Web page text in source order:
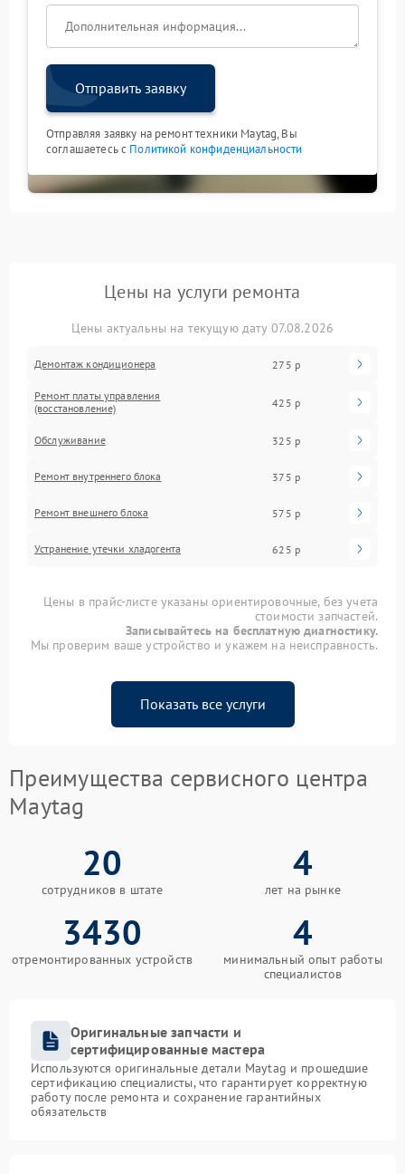
Отправить заявку
Отправляя заявку на ремонт техники Maytag, Вы
соглашаетесь с Политикой конфиденциальности
Цены на услуги ремонта
Цены актуальны на текущую дату 07.08.2026
Демонтаж кондиционера 275 р
Ремонт платы управления
(восстановление)
425 р
Обслуживание 325 р
Ремонт внутреннего блока 375 р
Ремонт внешнего блока 575 р
Устранение утечки хладогента 625 р
Цены в прайс-листе указаны ориентировочные, без учета
стоимости запчастей.
Записывайтесь на бесплатную диагностику.
Мы проверим ваше устройство и укажем на неисправность.
Показать все услуги
Преимущества сервисного центра
Maytag
20
сотрудников в штате
4
лет на рынке
3430
отремонтированных устройств
4
минимальный опыт работы
специалистов
Оригинальные запчасти и
сертифицированные мастера
Используются оригинальные детали Maytag и прошедшие
сертификацию специалисты, что гарантирует корректную
работу после ремонта и сохранение гарантийных
обязательств